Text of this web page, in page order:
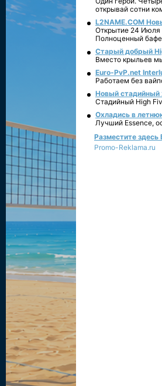
открывай сотни
L2NAME.COM
Открытие 24 Июля
Полноценный
Старый добрый
Вместо крыльев
Euro-PvP.net
Работаем без
Новый стадийный
Стадийный High
Охладись в
Лучший Essence,
Разместите здесь
Promo-Reklama.ru